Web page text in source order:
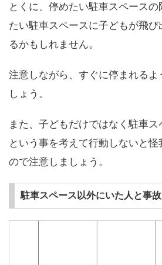
とくに、停めたい駐車スペース
たい駐車スペースに子どもが飛
るかもしれません。
注意しながら、すぐに停まれるよ
しょう。
また、子どもだけではなく駐車
という事を考えて行動しないと
ので注意しましょう。
駐車スペース以外にいた人と事故